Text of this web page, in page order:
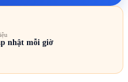
nhật mỗi giờ